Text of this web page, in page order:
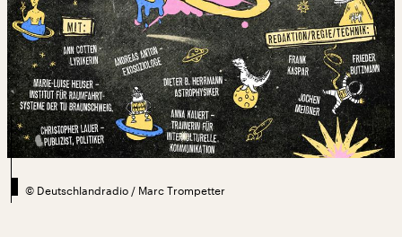
© Deutschlandradio / Marc Trompetter